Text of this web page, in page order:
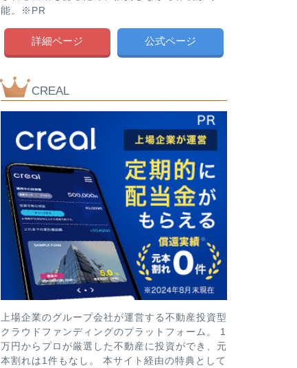
能。※PR
詳細ページ 公式ページ
CREAL
上場企業のグループ会社が運営する不動産投資型
クラウドファンディングのプラットフォーム。 1
万円からプロが厳選した不動産に投資ができ、元
本割れは1件もなし。 本サイト経由の特典として